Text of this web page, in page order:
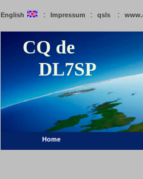
English : Impressum : qsls :
CQ de
DL7SP
Home